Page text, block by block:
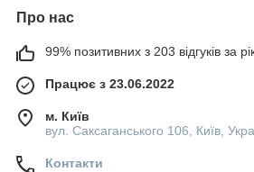
Про нас
99% позитивних з 203 відгуків за
Працює з 23.06.2022
м. Київ
вул. Саксаганського 106, Київ,
Контакти